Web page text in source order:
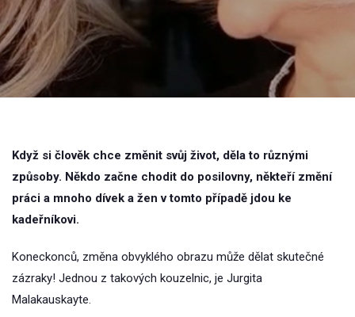
Když si člověk chce změnit svůj život, děla to různými
způsoby. Někdo začne chodit do posilovny, někteří změní
práci a mnoho dívek a žen v tomto případě jdou ke
kadeřníkovi.
Koneckonců, změna obvyklého obrazu může dělat skutečné
zázraky! Jednou z takových kouzelnic, je Jurgita
Malakauskayte.